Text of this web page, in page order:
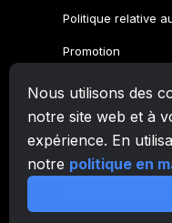
Nous utilisons des
notre site web et à
expérience. En
notre politique en